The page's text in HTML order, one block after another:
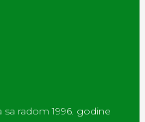
radom 1996. godine